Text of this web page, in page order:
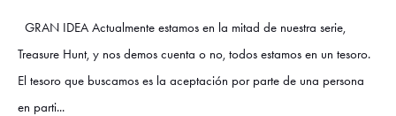
GRAN IDEA Actualmente estamos en la mitad de nuestra serie,
Treasure Hunt, y nos demos cuenta o no, todos estamos en un tesoro.
El tesoro que buscamos es la aceptación por parte de una persona
en parti...